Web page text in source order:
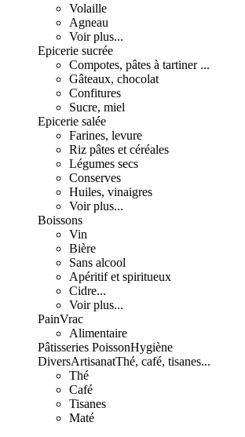
Volaille
Agneau
Voir plus...
Epicerie sucrée
Compotes, pâtes à tartiner ...
Gâteaux, chocolat
Confitures
Sucre, miel
Epicerie salée
Farines, levure
Riz pâtes et céréales
Légumes secs
Conserves
Huiles, vinaigres
Voir plus...
Boissons
Vin
Bière
Sans alcool
Apéritif et spiritueux
Cidre...
Voir plus...
PainVrac
Alimentaire
Pâtisseries PoissonHygiène
DiversArtisanatThé, café, tisanes...
Thé
Café
Tisanes
Maté